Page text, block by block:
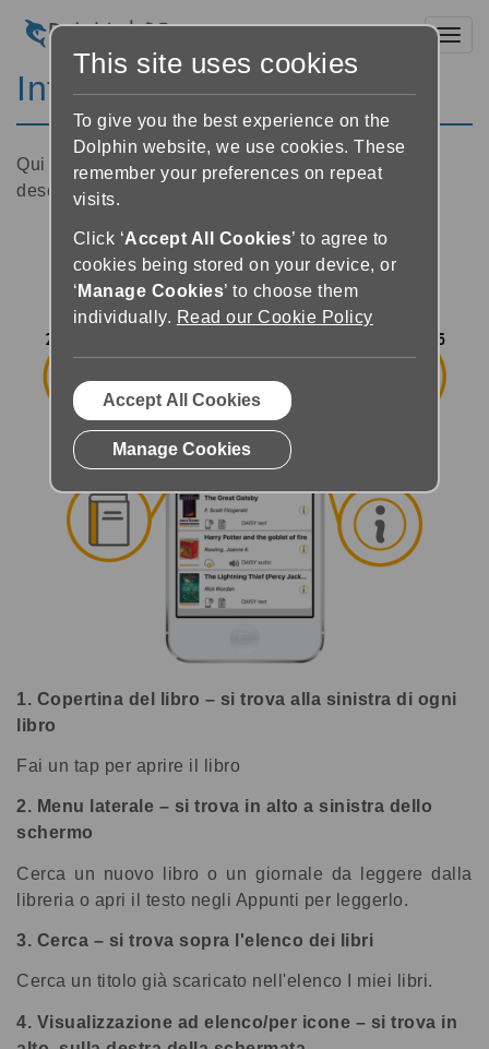
Introduzione a I miei libri
Qui sotto troverai un'immagine del Lettore con una
descrizione di ciascun pulsante.
1. Copertina del libro – si trova alla sinistra di ogni
libro
Fai un tap per aprire il libro
2. Menu laterale – si trova in alto a sinistra dello
schermo
Cerca un nuovo libro o un giornale da leggere dalla
libreria o apri il testo negli Appunti per leggerlo.
3. Cerca – si trova sopra l'elenco dei libri
Cerca un titolo già scaricato nell'elenco I miei libri.
4. Visualizzazione ad elenco/per icone – si trova in
This site uses cookies
To give you the best experience on the
Dolphin website, we use cookies. These
remember your preferences on repeat
visits.
Click ‘Accept All Cookies’ to agree to
cookies being stored on your device, or
‘ Manage Cookies’ to choose them
individually. Read our Cookie Policy
Accept All Cookies
Manage Cookies